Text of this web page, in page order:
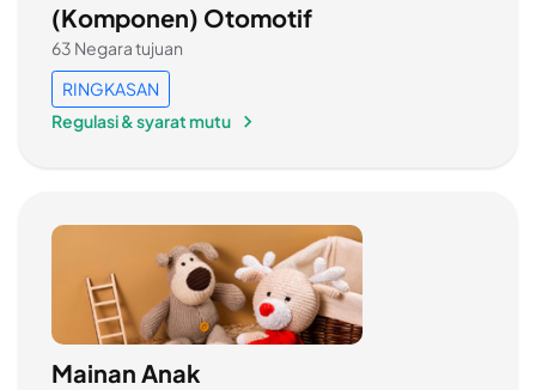
(Komponen) Otomotif
63 Negara tujuan
RINGKASAN
Regulasi & syarat mutu
Mainan Anak